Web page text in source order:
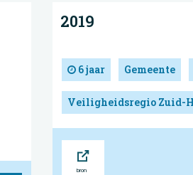
2019
6 jaar Gemeente
Veiligheidsregio Zuid-